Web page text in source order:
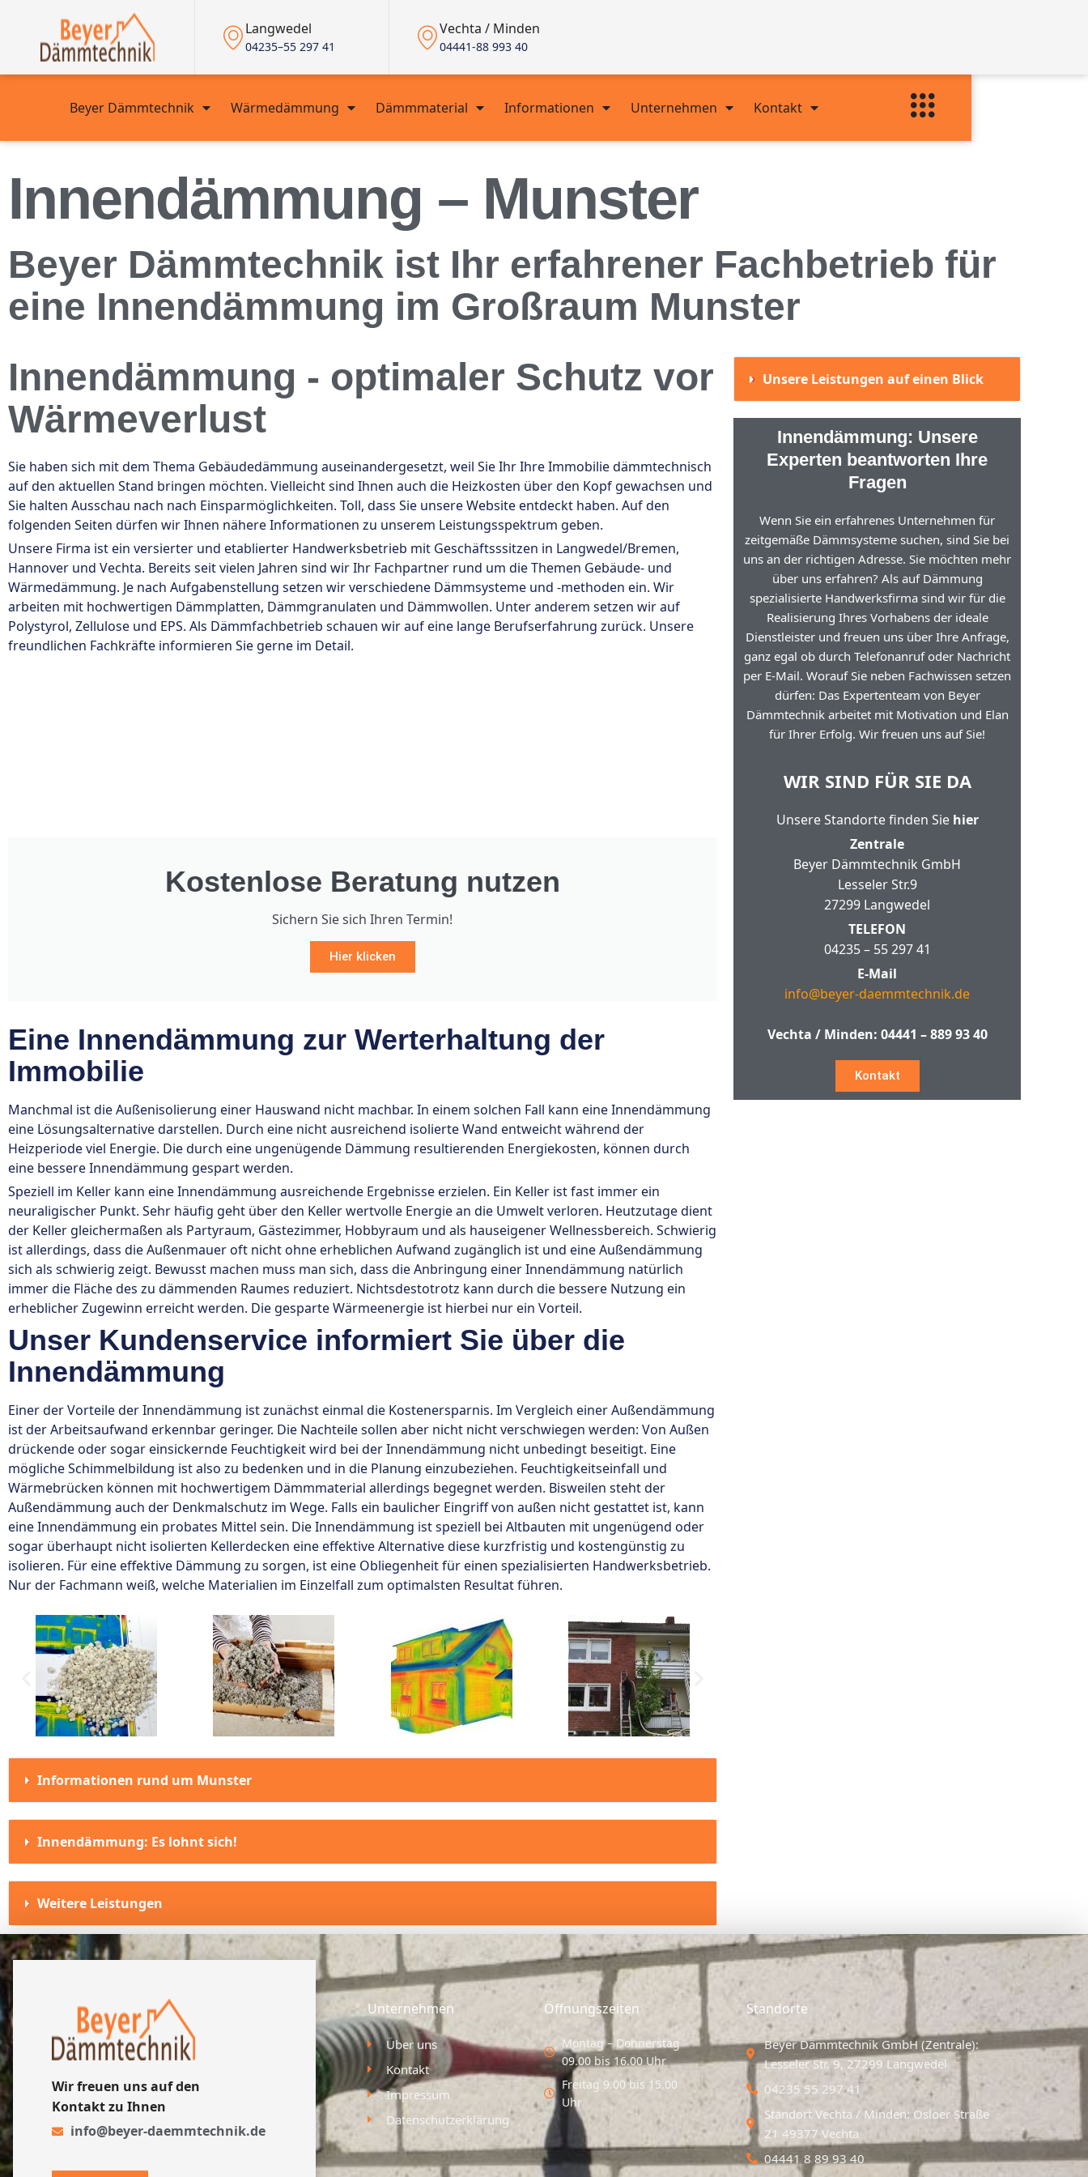
Langwedel
04235–55 297 41
Vechta / Minden
04441-88 993 40
Beyer Dämmtechnik Wärmedämmung Dämmmaterial Informationen Unternehmen Kontakt
Innendämmung – Munster
Beyer Dämmtechnik ist Ihr erfahrener Fachbetrieb für
eine Innendämmung im Großraum Munster
Innendämmung - optimaler Schutz vor
Wärmeverlust
Sie haben sich mit dem Thema Gebäudedämmung auseinandergesetzt, weil Sie Ihr Ihre Immobilie dämmtechnisch
auf den aktuellen Stand bringen möchten. Vielleicht sind Ihnen auch die Heizkosten über den Kopf gewachsen und
Sie halten Ausschau nach nach Einsparmöglichkeiten. Toll, dass Sie unsere Website entdeckt haben. Auf den
folgenden Seiten dürfen wir Ihnen nähere Informationen zu unserem Leistungsspektrum geben.
Unsere Firma ist ein versierter und etablierter Handwerksbetrieb mit Geschäftsssitzen in Langwedel/Bremen,
Hannover und Vechta. Bereits seit vielen Jahren sind wir Ihr Fachpartner rund um die Themen Gebäude- und
Wärmedämmung. Je nach Aufgabenstellung setzen wir verschiedene Dämmsysteme und -methoden ein. Wir
arbeiten mit hochwertigen Dämmplatten, Dämmgranulaten und Dämmwollen. Unter anderem setzen wir auf
Polystyrol, Zellulose und EPS. Als Dämmfachbetrieb schauen wir auf eine lange Berufserfahrung zurück. Unsere
freundlichen Fachkräfte informieren Sie gerne im Detail.
Kostenlose Beratung nutzen
Sichern Sie sich Ihren Termin!
Hier klicken
Eine Innendämmung zur Werterhaltung der
Immobilie
Manchmal ist die Außenisolierung einer Hauswand nicht machbar. In einem solchen Fall kann eine Innendämmung
eine Lösungsalternative darstellen. Durch eine nicht ausreichend isolierte Wand entweicht während der
Heizperiode viel Energie. Die durch eine ungenügende Dämmung resultierenden Energiekosten, können durch
eine bessere Innendämmung gespart werden.
Speziell im Keller kann eine Innendämmung ausreichende Ergebnisse erzielen. Ein Keller ist fast immer ein
neuraligischer Punkt. Sehr häufig geht über den Keller wertvolle Energie an die Umwelt verloren. Heutzutage dient
der Keller gleichermaßen als Partyraum, Gästezimmer, Hobbyraum und als hauseigener Wellnessbereich. Schwierig
ist allerdings, dass die Außenmauer oft nicht ohne erheblichen Aufwand zugänglich ist und eine Außendämmung
sich als schwierig zeigt. Bewusst machen muss man sich, dass die Anbringung einer Innendämmung natürlich
immer die Fläche des zu dämmenden Raumes reduziert. Nichtsdestotrotz kann durch die bessere Nutzung ein
erheblicher Zugewinn erreicht werden. Die gesparte Wärmeenergie ist hierbei nur ein Vorteil.
Unser Kundenservice informiert Sie über die
Innendämmung
Einer der Vorteile der Innendämmung ist zunächst einmal die Kostenersparnis. Im Vergleich einer Außendämmung
ist der Arbeitsaufwand erkennbar geringer. Die Nachteile sollen aber nicht nicht verschwiegen werden: Von Außen
drückende oder sogar einsickernde Feuchtigkeit wird bei der Innendämmung nicht unbedingt beseitigt. Eine
mögliche Schimmelbildung ist also zu bedenken und in die Planung einzubeziehen. Feuchtigkeitseinfall und
Wärmebrücken können mit hochwertigem Dämmmaterial allerdings begegnet werden. Bisweilen steht der
Außendämmung auch der Denkmalschutz im Wege. Falls ein baulicher Eingriff von außen nicht gestattet ist, kann
eine Innendämmung ein probates Mittel sein. Die Innendämmung ist speziell bei Altbauten mit ungenügend oder
sogar überhaupt nicht isolierten Kellerdecken eine effektive Alternative diese kurzfristig und kostengünstig zu
isolieren. Für eine effektive Dämmung zu sorgen, ist eine Obliegenheit für einen spezialisierten Handwerksbetrieb.
Nur der Fachmann weiß, welche Materialien im Einzelfall zum optimalsten Resultat führen.
Informationen rund um Munster
Innendämmung: Es lohnt sich!
Weitere Leistungen
Unsere Leistungen auf einen Blick
Innendämmung: Unsere
Experten beantworten Ihre
Fragen
Wenn Sie ein erfahrenes Unternehmen für
zeitgemäße Dämmsysteme suchen, sind Sie bei
uns an der richtigen Adresse. Sie möchten mehr
über uns erfahren? Als auf Dämmung
spezialisierte Handwerksfirma sind wir für die
Realisierung Ihres Vorhabens der ideale
Dienstleister und freuen uns über Ihre Anfrage,
ganz egal ob durch Telefonanruf oder Nachricht
per E-Mail. Worauf Sie neben Fachwissen setzen
dürfen: Das Expertenteam von Beyer
Dämmtechnik arbeitet mit Motivation und Elan
für Ihrer Erfolg. Wir freuen uns auf Sie!
WIR SIND FÜR SIE DA
Unsere Standorte finden Sie hier
Zentrale
Beyer Dämmtechnik GmbH
Lesseler Str.9
27299 Langwedel
TELEFON
04235 – 55 297 41
E-Mail
info@beyer-daemmtechnik.de
Vechta / Minden: 04441 – 889 93 40
Kontakt
Wir freuen uns auf den
Kontakt zu Ihnen
info@beyer-daemmtechnik.de
Unternehmen
Über uns
Kontakt
Impressum
Datenschutzerklärung
Öffnungszeiten
Montag – Donnerstag
09.00 bis 16.00 Uhr
Freitag 9.00 bis 15.00
Uhr
Standorte
Beyer Dämmtechnik GmbH (Zentrale):
Lesseler Str. 9, 27299 Langwedel
04235 55 297 41
Standort Vechta / Minden: Osloer Straße
21 49377 Vechta
04441 8 89 93 40